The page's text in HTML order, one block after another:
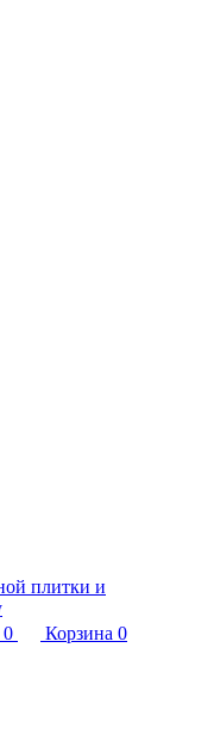
0 Корзина 0